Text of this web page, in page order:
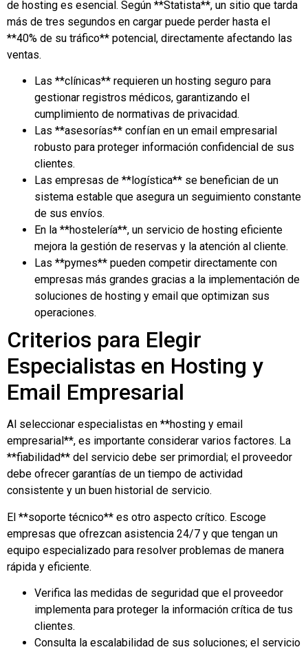
de hosting es esencial. Según **Statista**, un sitio que tarda
más de tres segundos en cargar puede perder hasta el
**40% de su tráfico** potencial, directamente afectando las
ventas.
Las **clínicas** requieren un hosting seguro para
gestionar registros médicos, garantizando el
cumplimiento de normativas de privacidad.
Las **asesorías** confían en un email empresarial
robusto para proteger información confidencial de sus
clientes.
Las empresas de **logística** se benefician de un
sistema estable que asegura un seguimiento constante
de sus envíos.
En la **hostelería**, un servicio de hosting eficiente
mejora la gestión de reservas y la atención al cliente.
Las **pymes** pueden competir directamente con
empresas más grandes gracias a la implementación de
soluciones de hosting y email que optimizan sus
operaciones.
Criterios para Elegir
Especialistas en Hosting y
Email Empresarial
Al seleccionar especialistas en **hosting y email
empresarial**, es importante considerar varios factores. La
**fiabilidad** del servicio debe ser primordial; el proveedor
debe ofrecer garantías de un tiempo de actividad
consistente y un buen historial de servicio.
El **soporte técnico** es otro aspecto crítico. Escoge
empresas que ofrezcan asistencia 24/7 y que tengan un
equipo especializado para resolver problemas de manera
rápida y eficiente.
Verifica las medidas de seguridad que el proveedor
implementa para proteger la información crítica de tus
clientes.
Consulta la escalabilidad de sus soluciones; el servicio